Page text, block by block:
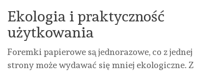
Ekologia i praktyczność
użytkowania
Foremki papierowe są jednorazowe, co z jednej
strony może wydawać się mniej ekologiczne. Z